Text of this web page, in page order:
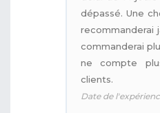
dépassé. Une
recommanderai
commanderai
ne compte
clients.
Date de